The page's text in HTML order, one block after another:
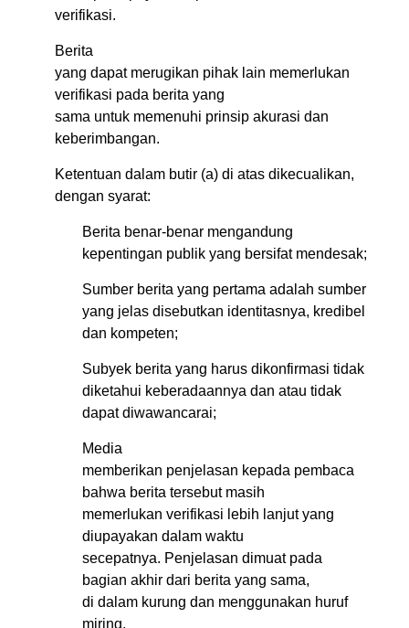
verifikasi.
Berita
yang dapat merugikan pihak lain memerlukan
verifikasi pada berita yang
sama untuk memenuhi prinsip akurasi dan
keberimbangan.
Ketentuan dalam butir (a) di atas dikecualikan,
dengan syarat:
Berita benar-benar mengandung
kepentingan publik yang bersifat mendesak;
Sumber berita yang pertama adalah sumber
yang jelas disebutkan identitasnya, kredibel
dan kompeten;
Subyek berita yang harus dikonfirmasi tidak
diketahui keberadaannya dan atau tidak
dapat diwawancarai;
Media
memberikan penjelasan kepada pembaca
bahwa berita tersebut masih
memerlukan verifikasi lebih lanjut yang
diupayakan dalam waktu
secepatnya. Penjelasan dimuat pada
bagian akhir dari berita yang sama,
di dalam kurung dan menggunakan huruf
miring.